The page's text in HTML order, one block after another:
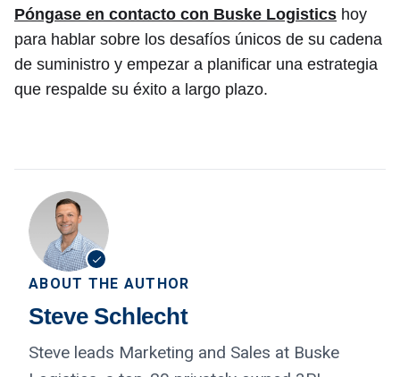
Póngase en contacto con Buske Logistics hoy
para hablar sobre los desafíos únicos de su cadena
de suministro y empezar a planificar una estrategia
que respalde su éxito a largo plazo.
ABOUT THE AUTHOR
Steve Schlecht
Steve leads Marketing and Sales at Buske